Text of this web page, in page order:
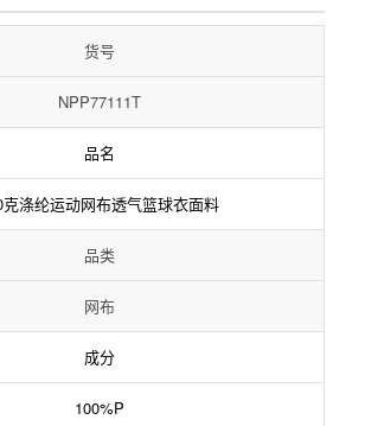
货号
NPP77111T
品名
克涤纶运动网布透气篮球衣面料
品类
网布
成分
100%P